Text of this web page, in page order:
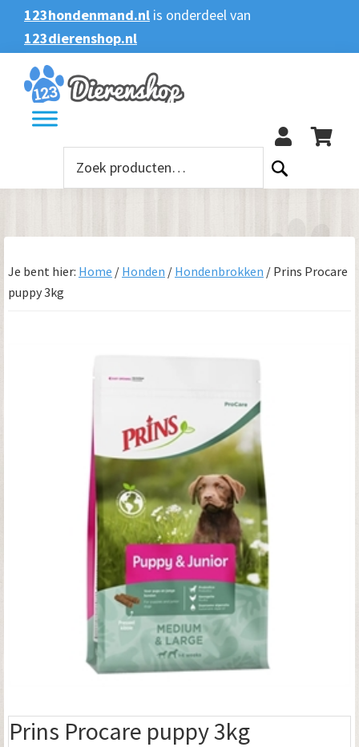
Spring
naar
de
hoofdnavigatie
Door
naar
de
hoofd
inhoud
Spring
naar
de
voettekst
123hondenmand.nl is onderdeel van
123dierenshop.nl
Zoeken
Zoeken
naar:
Je bent hier: Home / Honden / Hondenbrokken / Prins Procare
puppy 3kg
Prins Procare puppy 3kg